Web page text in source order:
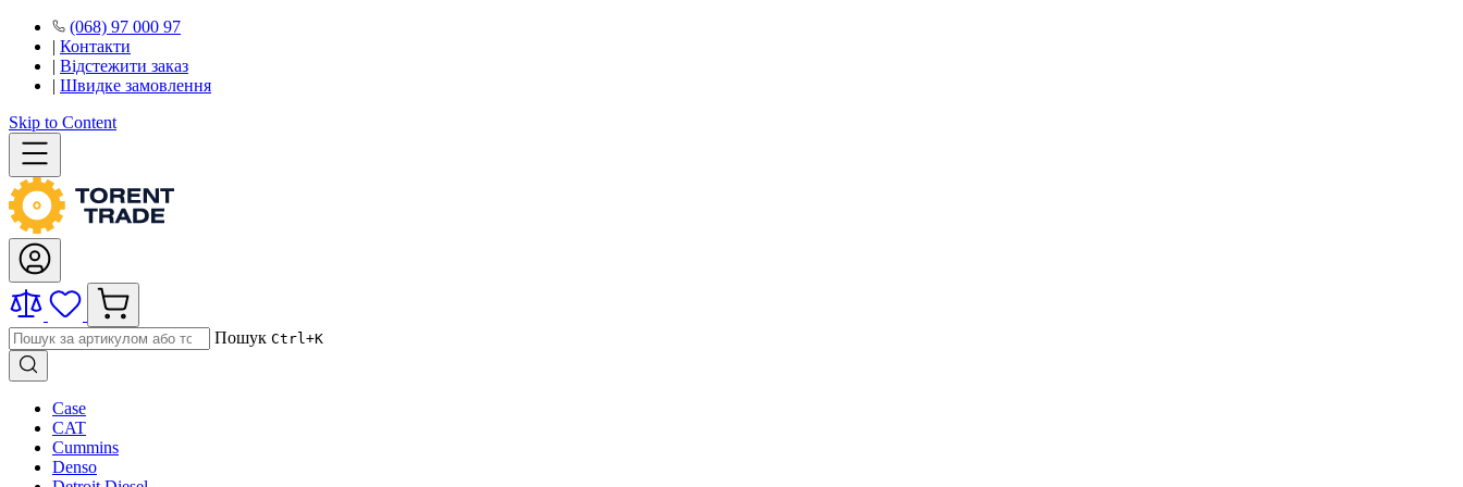
(068) 97 000 97
| Контакти
| Відстежити заказ
| Швидке замовлення
Skip to Content
Пошук Ctrl+K
Case
CAT
Cummins
Denso